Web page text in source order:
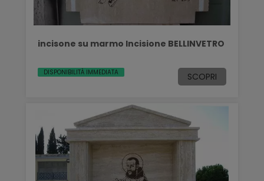
incisone su marmo Incisione BELLINVETRO
DISPONIBILITÀ IMMEDIATA SCOPRI